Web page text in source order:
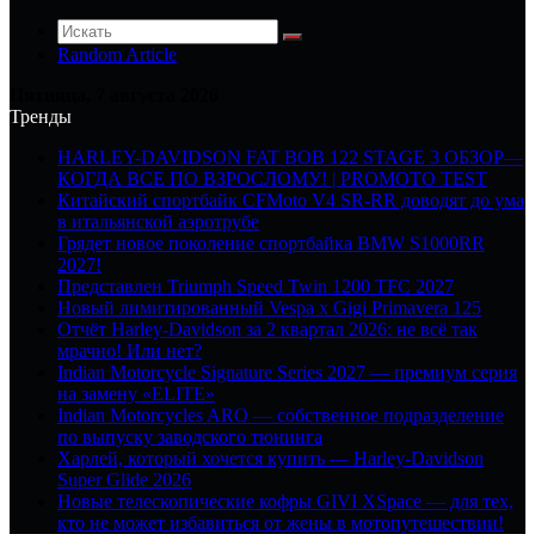
Random Article
Тренды
HARLEY-DAVIDSON FAT BOB 122 STAGE 3 ОБЗОР—
КОГДА ВСЕ ПО ВЗРОСЛОМУ! | PROMOTO TEST
Китайский спортбайк CFMoto V4 SR-RR доводят до ума
в итальянской аэротрубе
Грядет новое поколение спортбайка BMW S1000RR
2027!
Представлен Triumph Speed Twin 1200 TFC 2027
Новый лимитированный Vespa x Gigi Primavera 125
Отчёт Harley-Davidson за 2 квартал 2026: не всё так
мрачно! Или нет?
Indian Motorcycle Signature Series 2027 — премиум серия
на замену «ELITE»
Indian Motorcycles ARO — собственное подразделение
по выпуску заводского тюнинга
Харлей, который хочется купить — Harley-Davidson
Super Glide 2026
Новые телескопические кофры GIVI XSpace — для тех,
кто не может избавиться от жены в мотопутешествии!